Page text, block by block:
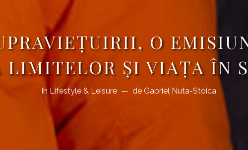
O
LIMITELOR ȘI VIAȚA ÎN
In Lifestyle & Leisure de Gabriel Nuta-Stoica